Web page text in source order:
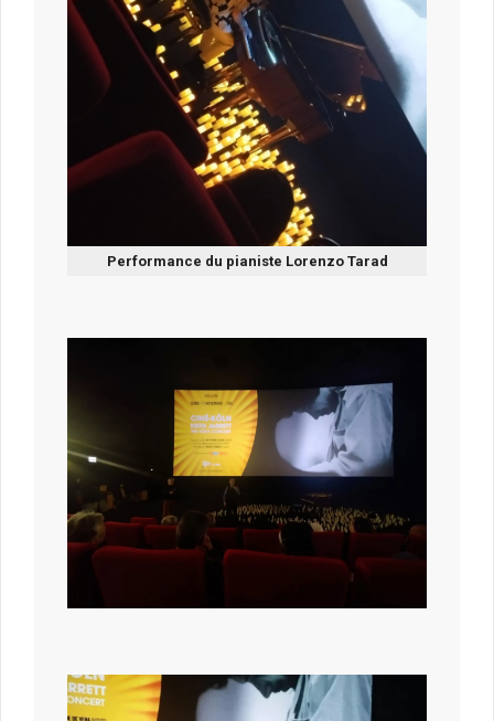
Performance du pianiste Lorenzo Tarad